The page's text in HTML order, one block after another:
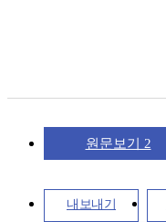
원문보기 2
내보내기